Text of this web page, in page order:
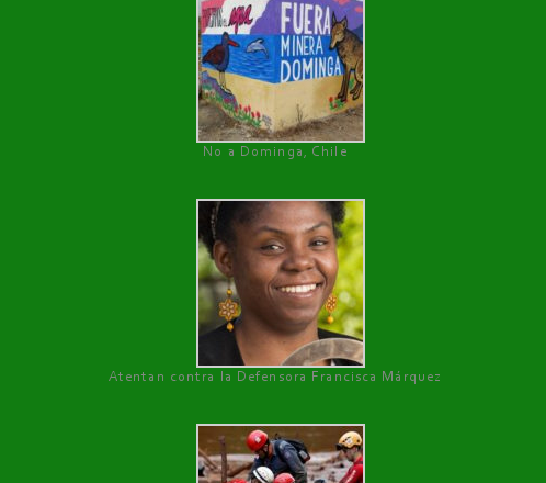
No a Dominga, Chile
Atentan contra la Defensora Francisca Márquez